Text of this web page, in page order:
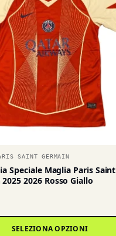
SAINT GERMAIN
Speciale Maglia Paris Saint
2026 Rosso Giallo
SELEZIONA OPZIONI